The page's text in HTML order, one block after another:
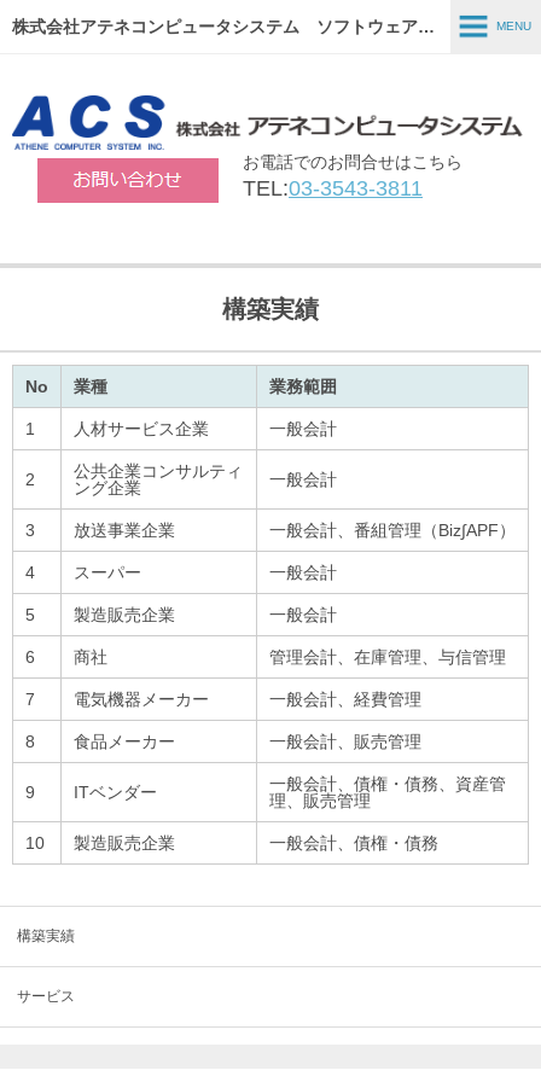
株式会社アテネコンピュータシステム ソフトウェア開発、システム構築、パッケージソフトの販売ならACSにお任せ下さい！
お電話でのお問合せはこちら
TEL:03-3543-3811
MENU
ホーム
製品・サービス
システムインテグレーション
リクルート
構築実績
No 業種 業務範囲
1 人材サービス企業 一般会計
2
公共企業コンサルティ
ング企業
一般会計
3 放送事業企業 一般会計、番組管理（Biz∫APF）
4 スーパー 一般会計
5 製造販売企業 一般会計
6 商社 管理会計、在庫管理、与信管理
7 電気機器メーカー 一般会計、経費管理
8 食品メーカー 一般会計、販売管理
9 ITベンダー
一般会計、債権・債務、資産管
理、販売管理
10 製造販売企業 一般会計、債権・債務
構築実績
サービス